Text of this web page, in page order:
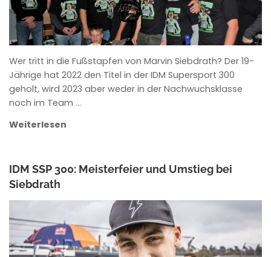
Wer tritt in die Fußstapfen von Marvin Siebdrath? Der 19-
Jährige hat 2022 den Titel in der IDM Supersport 300
geholt, wird 2023 aber weder in der Nachwuchsklasse
noch im Team …
Weiterlesen
IDM SSP 300: Meisterfeier und Umstieg bei
Siebdrath
ANKE WIECZOREK